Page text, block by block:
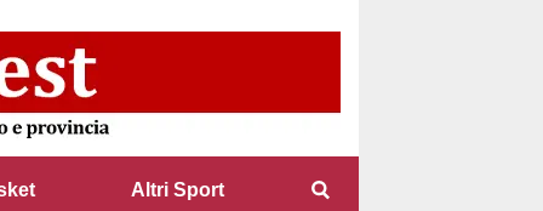
Altri Sport